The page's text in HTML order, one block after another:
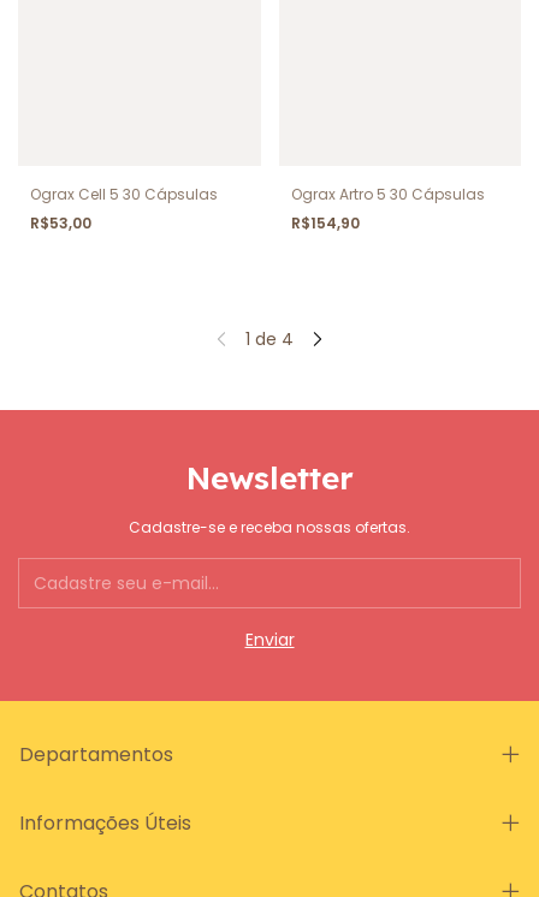
Ograx Cell 5 30 Cápsulas
R$53,00
Ograx Artro 5 30 Cápsulas
R$154,90
1 de 4
Newsletter
Cadastre-se e receba nossas ofertas.
Departamentos
Informações Úteis